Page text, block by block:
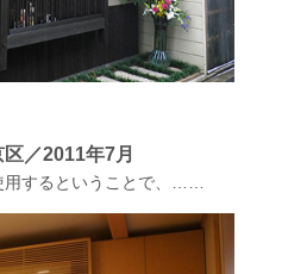
区／2011年7月
用するということで、……